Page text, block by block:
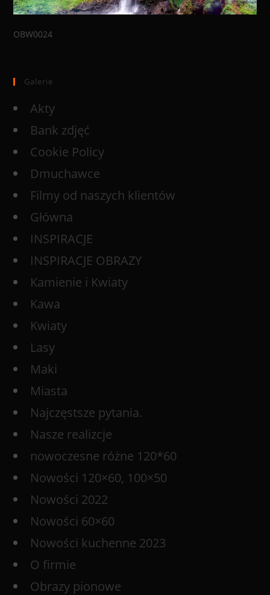
OBW0024
Galerie
Akty
Bank zdjęć
Cookie Policy
Dmuchawce
Filmy od naszych klientów
Główna
INSPIRACJE
INSPIRACJE OBRAZY
Kamienie i Kwiaty
Kawa
Kwiaty
Lasy
Maki
Miasta
Najczęstsze pytania.
Nasze realizcje
nowoczesne różne 120*60
Nowości 120×60, 100×50
Nowości 2022
Nowości 60×60
Nowości kuchenne 2023
O firmie
Obrazy pionowe